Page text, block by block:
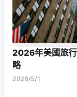
2026年美國旅
略
2026/5/1